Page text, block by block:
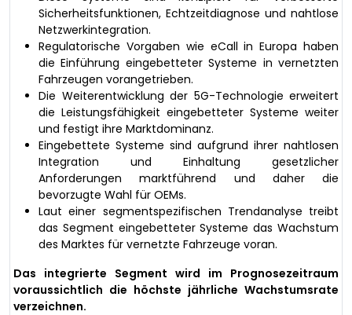
Sicherheitsfunktionen, Echtzeitdiagnose und nahtlose
Netzwerkintegration.
Regulatorische Vorgaben wie eCall in Europa haben
die Einführung eingebetteter Systeme in vernetzten
Fahrzeugen vorangetrieben.
Die Weiterentwicklung der 5G-Technologie erweitert
die Leistungsfähigkeit eingebetteter Systeme weiter
und festigt ihre Marktdominanz.
Eingebettete Systeme sind aufgrund ihrer nahtlosen
Integration und Einhaltung gesetzlicher
Anforderungen marktführend und daher die
bevorzugte Wahl für OEMs.
Laut einer segmentspezifischen Trendanalyse treibt
das Segment eingebetteter Systeme das Wachstum
des Marktes für vernetzte Fahrzeuge voran.
Das integrierte Segment wird im Prognosezeitraum
voraussichtlich die höchste jährliche Wachstumsrate
verzeichnen.